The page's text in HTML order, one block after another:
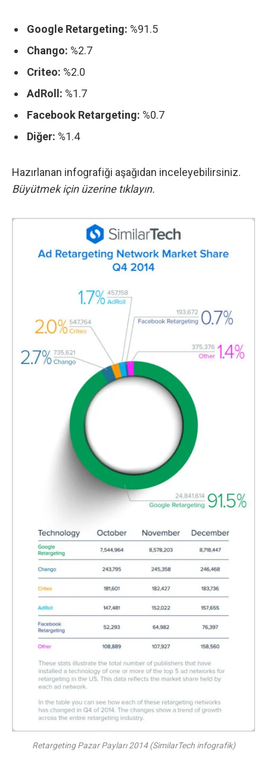
Google Retargeting: %91.5
Chango: %2.7
Criteo: %2.0
AdRoll: %1.7
Facebook Retargeting: %0.7
Diğer: %1.4
Hazırlanan infografiği aşağıdan inceleyebilirsiniz.
Büyütmek için üzerine tıklayın.
Retargeting Pazar Payları 2014 (SimilarTech infografik)